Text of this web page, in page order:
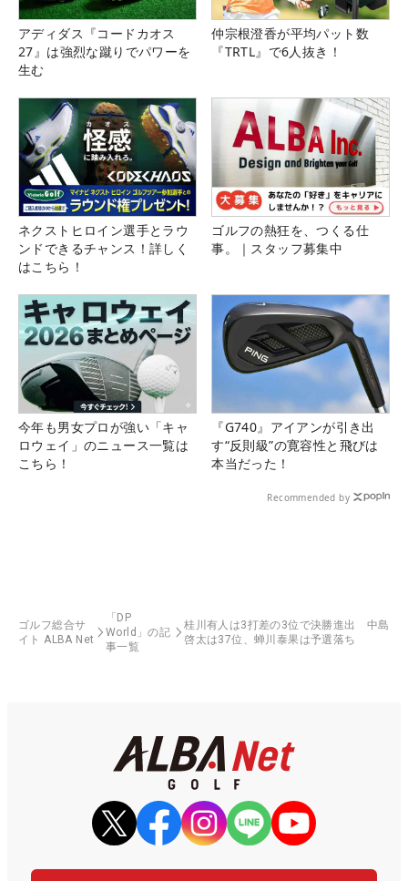
アディダス『コードカオス
27』は強烈な蹴りでパワーを
生む
仲宗根澄香が平均パット数
『TRTL』で6人抜き！
ネクストヒロイン選手とラウ
ンドできるチャンス！詳しく
はこちら！
ゴルフの熱狂を、つくる仕
事。｜スタッフ募集中
今年も男女プロが強い「キャ
ロウェイ」のニュース一覧は
こちら！
『G740』アイアンが引き出
す“反則級”の寛容性と飛びは
本当だった！
Recommended by
ゴルフ総合サ
イト ALBA Net
「DP
World」の記
事一覧
桂川有人は3打差の3位で決勝進出 中島
啓太は37位、蝉川泰果は予選落ち